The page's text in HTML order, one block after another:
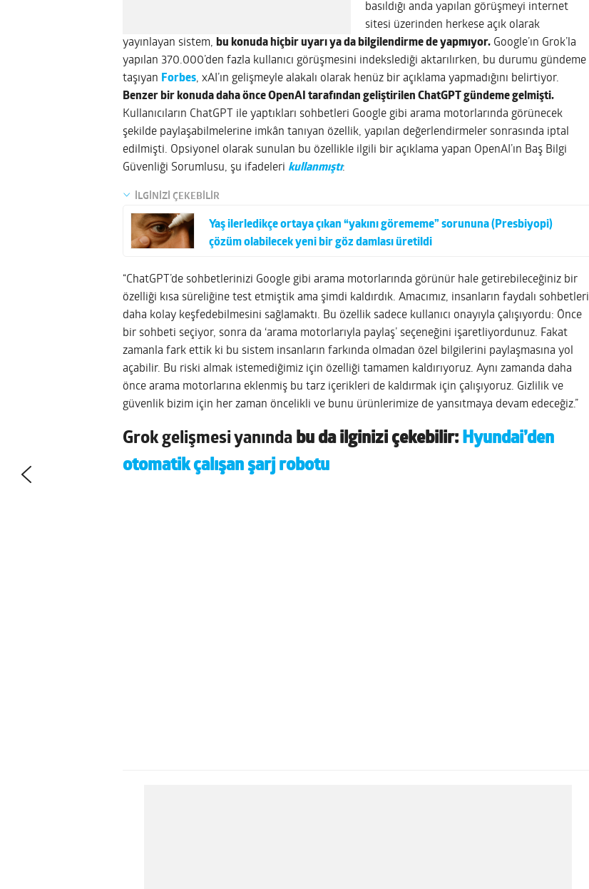
basıldığı anda yapılan görüşmeyi internet
sitesi üzerinden herkese açık olarak
yayınlayan sistem, bu konuda hiçbir uyarı ya da bilgilendirme de yapmıyor. Google’ın Grok’la
yapılan 370.000’den fazla kullanıcı görüşmesini indekslediği aktarılırken, bu durumu gündeme
taşıyan Forbes, xAI’ın gelişmeyle alakalı olarak henüz bir açıklama yapmadığını belirtiyor.
Benzer bir konuda daha önce OpenAI tarafından geliştirilen ChatGPT gündeme gelmişti.
Kullanıcıların ChatGPT ile yaptıkları sohbetleri Google gibi arama motorlarında görünecek
şekilde paylaşabilmelerine imkân tanıyan özellik, yapılan değerlendirmeler sonrasında iptal
edilmişti. Opsiyonel olarak sunulan bu özellikle ilgili bir açıklama yapan OpenAI’ın Baş Bilgi
Güvenliği Sorumlusu, şu ifadeleri kullanmıştı:
İLGİNİZİ ÇEKEBİLİR
Yaş ilerledikçe ortaya çıkan “yakını görememe” sorununa (Presbiyopi)
çözüm olabilecek yeni bir göz damlası üretildi
“ChatGPT’de sohbetlerinizi Google gibi arama motorlarında görünür hale getirebileceğiniz bir
özelliği kısa süreliğine test etmiştik ama şimdi kaldırdık. Amacımız, insanların faydalı sohbetleri
daha kolay keşfedebilmesini sağlamaktı. Bu özellik sadece kullanıcı onayıyla çalışıyordu: Önce
bir sohbeti seçiyor, sonra da ‘arama motorlarıyla paylaş’ seçeneğini işaretliyordunuz. Fakat
zamanla fark ettik ki bu sistem insanların farkında olmadan özel bilgilerini paylaşmasına yol
açabilir. Bu riski almak istemediğimiz için özelliği tamamen kaldırıyoruz. Aynı zamanda daha
önce arama motorlarına eklenmiş bu tarz içerikleri de kaldırmak için çalışıyoruz. Gizlilik ve
güvenlik bizim için her zaman öncelikli ve bunu ürünlerimize de yansıtmaya devam edeceğiz.”
Grok gelişmesi yanında bu da ilginizi çekebilir: Hyundai’den
otomatik çalışan şarj robotu